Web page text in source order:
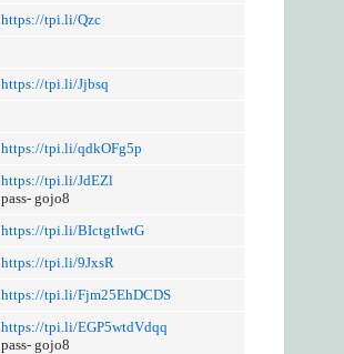
https://tpi.li/Qzc
https://tpi.li/Jjbsq
https://tpi.li/qdkOFg5p
https://tpi.li/JdEZl
pass- gojo8
https://tpi.li/BIctgtIwtG
https://tpi.li/9JxsR
https://tpi.li/Fjm25EhDCDS
https://tpi.li/EGP5wtdVdqq
pass- gojo8